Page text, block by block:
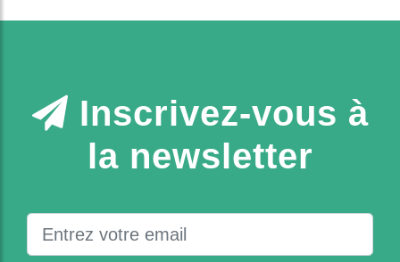
Inscrivez-vous à
la newsletter